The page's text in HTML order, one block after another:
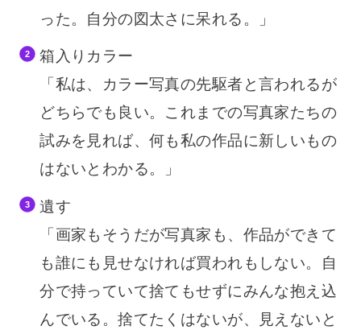
った。自分の図太さに呆れる。」
箱入りカラー
「私は、カラー写真の先駆者と言われるが
どちらでも良い。これまでの写真家たちの
試みを見れば、何も私の作品に新しいもの
はないとわかる。」
遺す
「画家もそうだが写真家も、作品ができて
も誰にも見せなければ買われもしない。自
分で持っていて捨てもせずにみんな抱え込
んでいる。捨てたくはないが、見えないと